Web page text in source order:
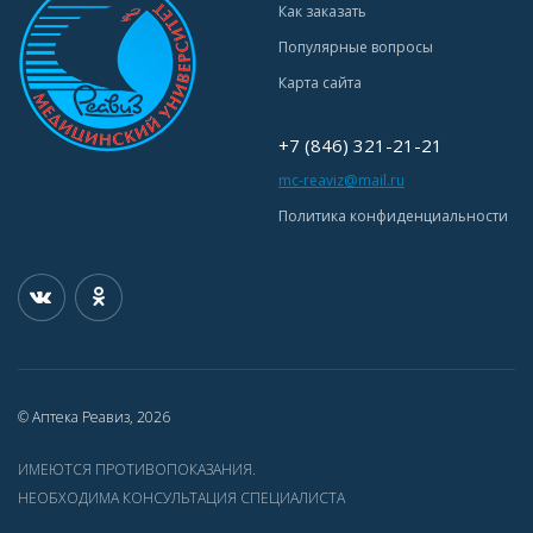
Как заказать
Популярные вопросы
Карта сайта
+7 (846) 321-21-21
mc-reaviz@mail.ru
Политика конфиденциальности
© Аптека Реавиз, 2026
ИМЕЮТСЯ ПРОТИВОПОКАЗАНИЯ.
НЕОБХОДИМА КОНСУЛЬТАЦИЯ СПЕЦИАЛИСТА